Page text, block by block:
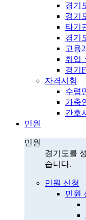
경기
경기
타기
경기
고용
취업
경기
자격시험
수렵
가축
간호
민원
민원
경기도를
습니다.
민원 신청
민원